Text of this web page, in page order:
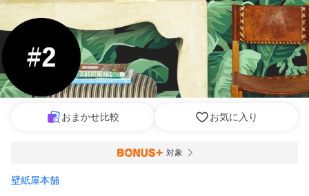
おまかせ比較 お気に入り
対象
壁紙屋本舗